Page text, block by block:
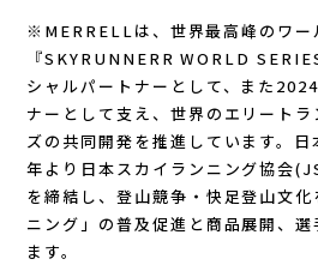
ODLO (オドロ )
OLENO(オレノ)
OMM(オリジナルマウンテンマラソン)
On Running(オンランニング)
※MERRELLは、世界最高峰のワー
『SKYRUNNERR WORLD
シャルパートナーとして、また
ナーとして支え、世界のエリート
ズの共同開発を推進しています。
年より日本スカイランニング協会
を締結し、登山競争・快足登山文
ニング」の普及促進と商品展開、
ます。